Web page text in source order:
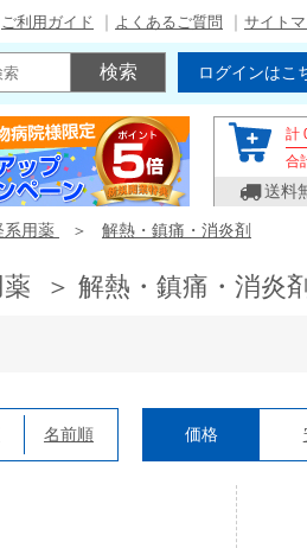
ご利用ガイド よくあるご質問 サイト
ログインはこ
計
合
送料
系用薬 解熱・鎮痛・消炎剤
＞ 解熱・鎮痛・消炎剤
名前順 価格